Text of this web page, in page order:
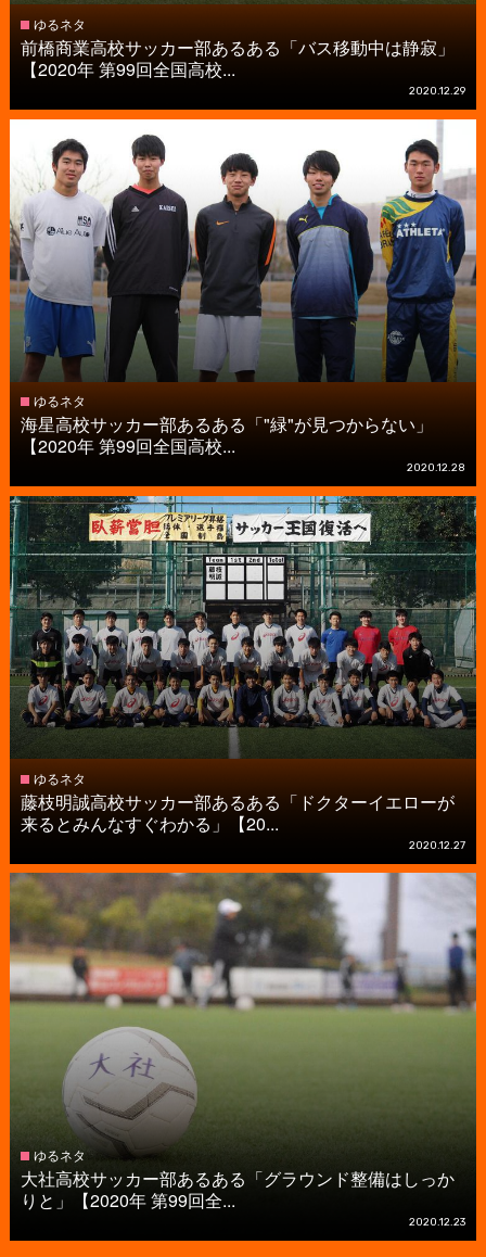
ゆるネタ
前橋商業高校サッカー部あるある「バス移動中は静寂」
【2020年 第99回全国高校...
2020.12.29
ゆるネタ
海星高校サッカー部あるある「"緑"が見つからない」
【2020年 第99回全国高校...
2020.12.28
ゆるネタ
藤枝明誠高校サッカー部あるある「ドクターイエローが
来るとみんなすぐわかる」【20...
2020.12.27
ゆるネタ
大社高校サッカー部あるある「グラウンド整備はしっか
りと」【2020年 第99回全...
2020.12.23